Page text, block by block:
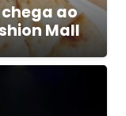
ao
Mall